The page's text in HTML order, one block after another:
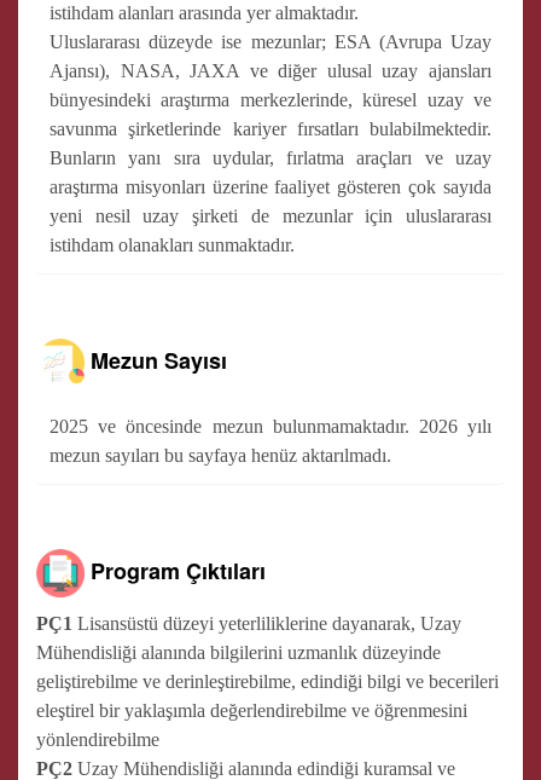
istihdam alanları arasında yer almaktadır.
Uluslararası düzeyde ise mezunlar; ESA (Avrupa Uzay
Ajansı), NASA, JAXA ve diğer ulusal uzay ajansları
bünyesindeki araştırma merkezlerinde, küresel uzay ve
savunma şirketlerinde kariyer fırsatları bulabilmektedir.
Bunların yanı sıra uydular, fırlatma araçları ve uzay
araştırma misyonları üzerine faaliyet gösteren çok sayıda
yeni nesil uzay şirketi de mezunlar için uluslararası
istihdam olanakları sunmaktadır.
Mezun Sayısı
2025 ve öncesinde mezun bulunmamaktadır. 2026 yılı
mezun sayıları bu sayfaya henüz aktarılmadı.
Program Çıktıları
PÇ1 Lisansüstü düzeyi yeterliliklerine dayanarak, Uzay
Mühendisliği alanında bilgilerini uzmanlık düzeyinde
geliştirebilme ve derinleştirebilme, edindiği bilgi ve becerileri
eleştirel bir yaklaşımla değerlendirebilme ve öğrenmesini
yönlendirebilme
PÇ2 Uzay Mühendisliği alanında edindiği kuramsal ve